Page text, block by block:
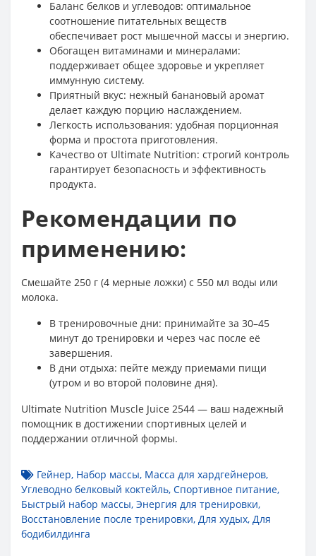
Баланс белков и углеводов: оптимальное
соотношение питательных веществ
обеспечивает рост мышечной массы и энергию.
Обогащен витаминами и минералами:
поддерживает общее здоровье и укрепляет
иммунную систему.
Приятный вкус: нежный банановый аромат
делает каждую порцию наслаждением.
Легкость использования: удобная порционная
форма и простота приготовления.
Качество от Ultimate Nutrition: строгий контроль
гарантирует безопасность и эффективность
продукта.
Рекомендации по
применению:
Смешайте 250 г (4 мерные ложки) с 550 мл воды или
молока.
В тренировочные дни: принимайте за 30–45
минут до тренировки и через час после её
завершения.
В дни отдыха: пейте между приемами пищи
(утром и во второй половине дня).
Ultimate Nutrition Muscle Juice 2544 — ваш надежный
помощник в достижении спортивных целей и
поддержании отличной формы.
Гейнер, Набор массы, Масса для хардгейнеров,
Углеводно белковый коктейль, Спортивное питание,
Быстрый набор массы, Энергия для тренировки,
Восстановление после тренировки, Для худых, Для
бодибилдинга